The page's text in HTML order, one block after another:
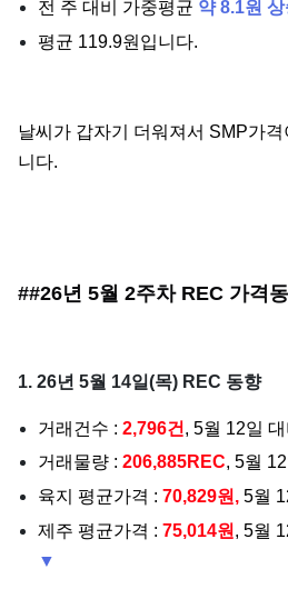
전 주 대비 가중평균 약 8.1원
평균 119.9원입니다.
날씨가 갑자기 더워져서 SMP가
니다.
##26년 5월 2주차 REC 가격
1. 26년 5월 14일(목) REC 동향
거래건수 : 2,796건 , 5월 12일
거래물량 : 206,885REC, 5월
육지 평균가격 : 70,829원, 5월
제주 평균가격 : 75,014원 , 5월
▼